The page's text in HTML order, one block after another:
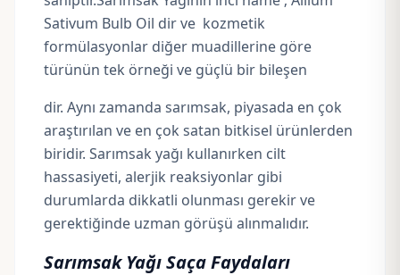
Sativum Bulb Oil dir ve kozmetik
formülasyonlar diğer muadillerine göre
türünün tek örneği ve güçlü bir bileşen
dir. Aynı zamanda sarımsak, piyasada en çok
araştırılan ve en çok satan bitkisel ürünlerden
biridir. Sarımsak yağı kullanırken cilt
hassasiyeti, alerjik reaksiyonlar gibi
durumlarda dikkatli olunması gerekir ve
gerektiğinde uzman görüşü alınmalıdır.
Sarımsak Yağı Saça Faydaları